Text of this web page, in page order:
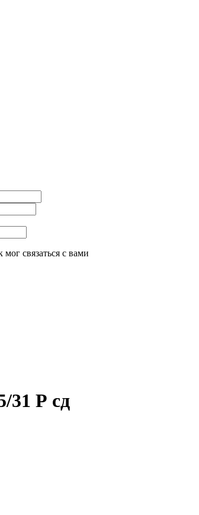
связаться с вами
31 Р сд